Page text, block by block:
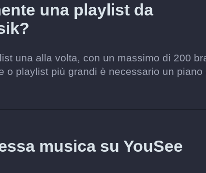
una playlist da
una alla volta, con un massimo di 200
o playlist più grandi è necessario un piano
musica su YouSee